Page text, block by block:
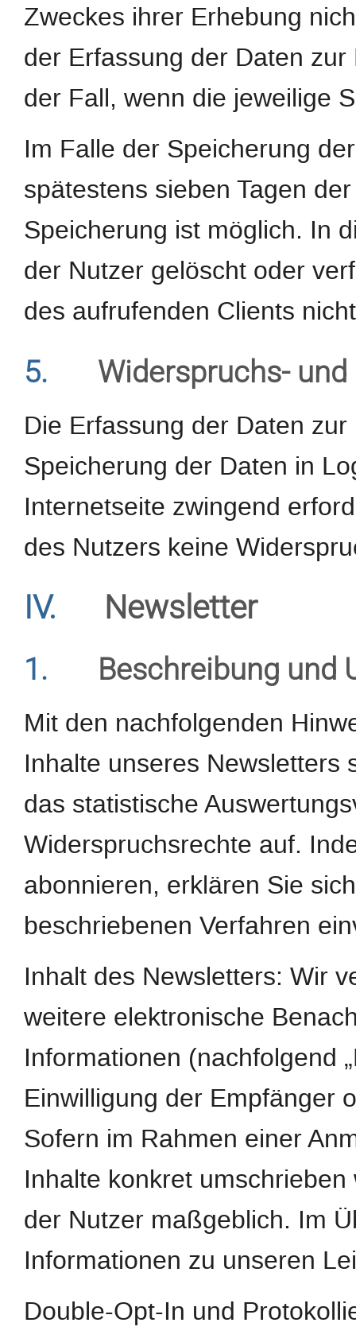
Zweckes ihrer Erhebung
der Erfassung der Daten
der Fall, wenn die jeweilige
Im Falle der Speicherung
spätestens sieben Tagen
Speicherung ist möglich. In
der Nutzer gelöscht oder
des aufrufenden Clients
5. Widerspruchs-
Die Erfassung der Daten
Speicherung der Daten in
Internetseite zwingend
des Nutzers keine
IV. Newsletter
1. Beschreibung und
Mit den nachfolgenden
Inhalte unseres Newsletters
das statistische
Widerspruchsrechte auf.
abonnieren, erklären Sie
beschriebenen Verfahren
Inhalt des Newsletters: Wir
weitere elektronische
Informationen (nachfolgend
Einwilligung der Empfänger
Sofern im Rahmen einer
Inhalte konkret
der Nutzer maßgeblich. Im
Informationen zu unseren
Double-Opt-In und